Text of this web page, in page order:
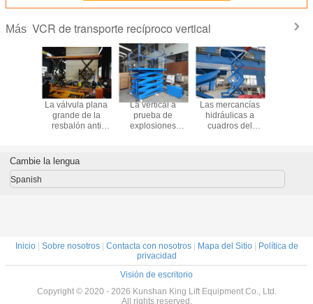
Más VCR de transporte recíproco vertical
La válvula plana
grande de la
resbalón anti
3500mmx1500m
La vertical a
prueba de
explosiones
Las mercancías
hidráulicas a
cuadros del
Cambie la lengua
Spanish
Inicio| Sobre nosotros| Contacta con nosotros| Mapa del Sitio| Política de
privacidad
Visión de escritorio
Copyright © 2020 - 2026 Kunshan King Lift Equipment Co., Ltd.
All rights reserved.